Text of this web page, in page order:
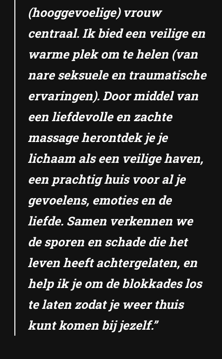
(hooggevoelige) vrouw
centraal. Ik bied een veilige en
warme plek om te helen (van
nare seksuele en traumatische
ervaringen). Door middel van
een liefdevolle en zachte
massage herontdek je je
lichaam als een veilige haven,
een prachtig huis voor al je
gevoelens, emoties en de
liefde. Samen verkennen we
de sporen en schade die het
leven heeft achtergelaten, en
help ik je om de blokkades los
te laten zodat je weer thuis
kunt komen bij jezelf.”